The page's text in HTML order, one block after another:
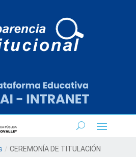
/ CEREMONÍA DE TITULACIÓN